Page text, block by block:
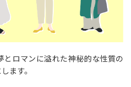
とロマンに溢れた神秘的な性質の
ます。